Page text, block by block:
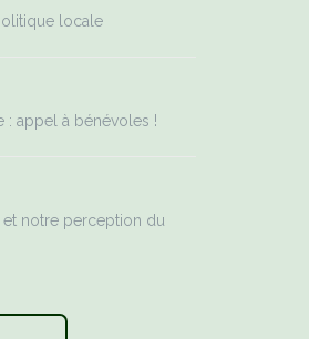
locale
: appel à bénévoles !
et notre perception du